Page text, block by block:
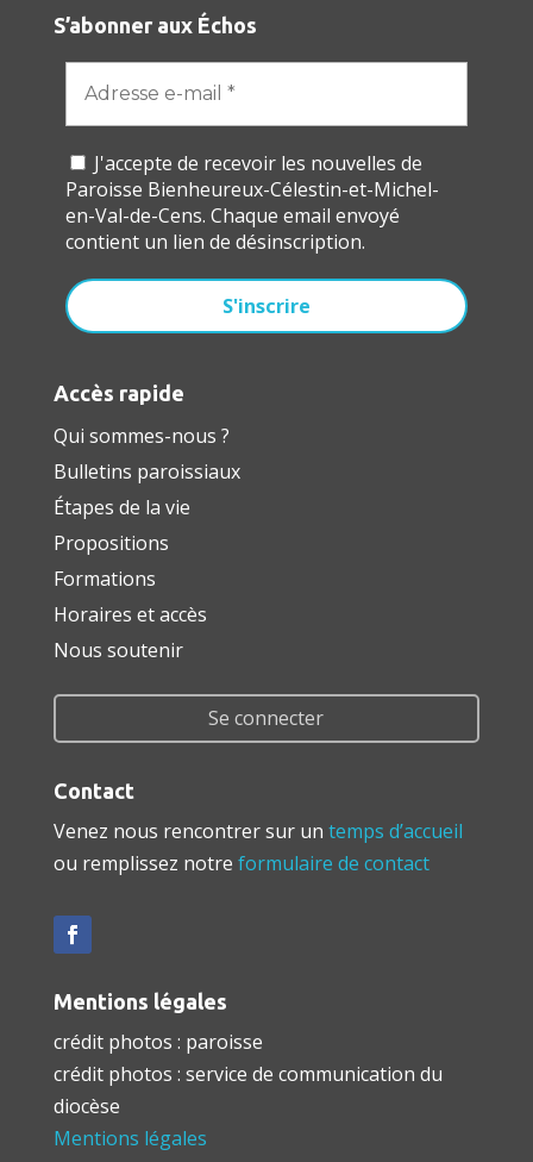
S’abonner aux Échos
J'accepte de recevoir les nouvelles de
Paroisse Bienheureux-Célestin-et-Michel-
en-Val-de-Cens. Chaque email envoyé
contient un lien de désinscription.
Accès rapide
Qui sommes-nous ?
Bulletins paroissiaux
Étapes de la vie
Propositions
Formations
Horaires et accès
Nous soutenir
Se connecter
Contact
Venez nous rencontrer sur un temps d’accueil
ou remplissez notre formulaire de contact
Mentions légales
crédit photos : paroisse
crédit photos : service de communication du
diocèse
Mentions légales